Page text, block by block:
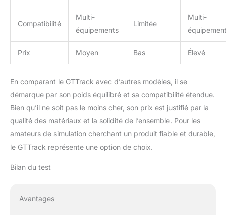
Compatibilité
Multi-
équipements
Limitée
Multi-
Prix Moyen Bas Élevé
En comparant le GTTrack avec d’autres modèles, il se
démarque par son poids équilibré et sa compatibilité étendue.
Bien qu’il ne soit pas le moins cher, son prix est justifié par la
qualité des matériaux et la solidité de l’ensemble. Pour les
amateurs de simulation cherchant un produit fiable et durable,
le GTTrack représente une option de choix.
Bilan du test
Avantages